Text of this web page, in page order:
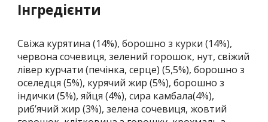
Інгредієнти
Свіжа курятина (14%), борошно з курки (14%),
червона сочевиця, зелений горошок, нут, свіжий
лівер курчати (печінка, серце) (5,5%), борошно з
оселедця (5%), курячий жир (5%), борошно з
індички (5%), яйця (4%), сира камбала(4%),
риб’ячий жир (3%), зелена сочевиця, жовтий